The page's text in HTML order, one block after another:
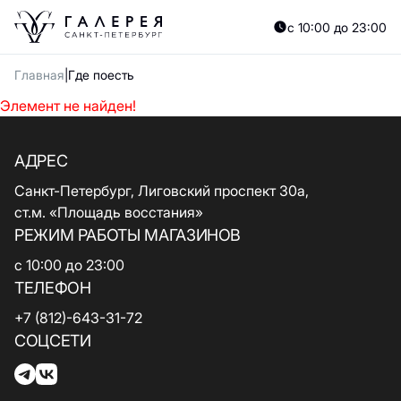
с 10:00 до 23:00
Главная Где поесть
Элемент не найден!
АДРЕС
Санкт-Петербург, Лиговский проспект 30а,
ст.м. «Площадь восстания»
РЕЖИМ РАБОТЫ МАГАЗИНОВ
с 10:00 до 23:00
ТЕЛЕФОН
+7 (812)-643-31-72
СОЦСЕТИ